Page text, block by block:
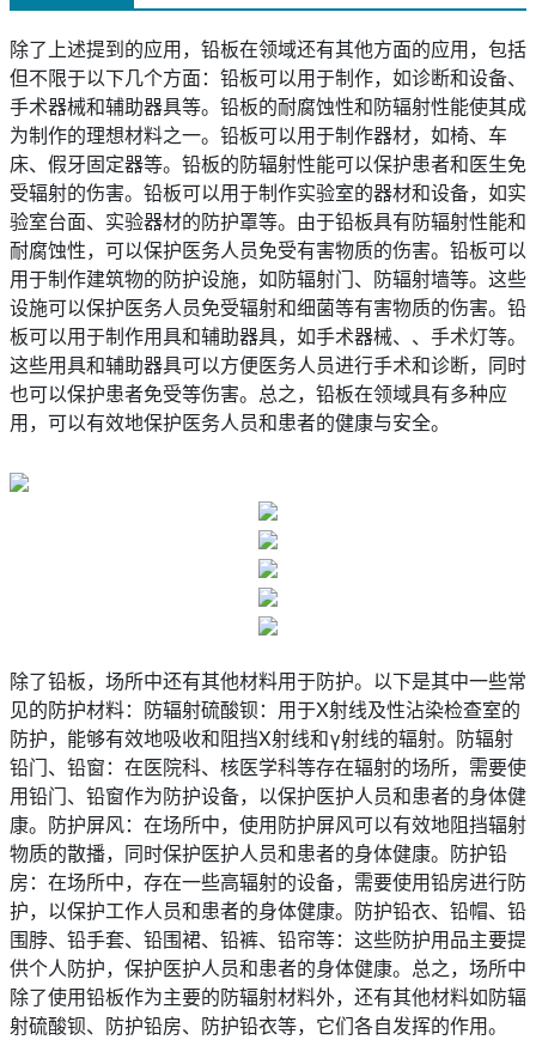
除了上述提到的应用，铅板在领域还有其他方面的应用，包括
但不限于以下几个方面：铅板可以用于制作，如诊断和设备、
手术器械和辅助器具等。铅板的耐腐蚀性和防辐射性能使其成
为制作的理想材料之一。铅板可以用于制作器材，如椅、车
床、假牙固定器等。铅板的防辐射性能可以保护患者和医生免
受辐射的伤害。铅板可以用于制作实验室的器材和设备，如实
验室台面、实验器材的防护罩等。由于铅板具有防辐射性能和
耐腐蚀性，可以保护医务人员免受有害物质的伤害。铅板可以
用于制作建筑物的防护设施，如防辐射门、防辐射墙等。这些
设施可以保护医务人员免受辐射和细菌等有害物质的伤害。铅
板可以用于制作用具和辅助器具，如手术器械、、手术灯等。
这些用具和辅助器具可以方便医务人员进行手术和诊断，同时
也可以保护患者免受等伤害。总之，铅板在领域具有多种应
用，可以有效地保护医务人员和患者的健康与安全。
除了铅板，场所中还有其他材料用于防护。以下是其中一些常
见的防护材料：防辐射硫酸钡：用于X射线及性沾染检查室的
防护，能够有效地吸收和阻挡X射线和γ射线的辐射。防辐射
铅门、铅窗：在医院科、核医学科等存在辐射的场所，需要使
用铅门、铅窗作为防护设备，以保护医护人员和患者的身体健
康。防护屏风：在场所中，使用防护屏风可以有效地阻挡辐射
物质的散播，同时保护医护人员和患者的身体健康。防护铅
房：在场所中，存在一些高辐射的设备，需要使用铅房进行防
护，以保护工作人员和患者的身体健康。防护铅衣、铅帽、铅
围脖、铅手套、铅围裙、铅裤、铅帘等：这些防护用品主要提
供个人防护，保护医护人员和患者的身体健康。总之，场所中
除了使用铅板作为主要的防辐射材料外，还有其他材料如防辐
射硫酸钡、防护铅房、防护铅衣等，它们各自发挥的作用。